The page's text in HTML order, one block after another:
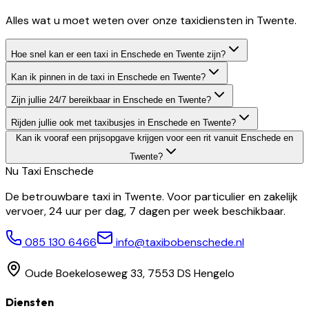
Alles wat u moet weten over onze taxidiensten in Twente.
Hoe snel kan er een taxi in Enschede en Twente zijn?
Kan ik pinnen in de taxi in Enschede en Twente?
Zijn jullie 24/7 bereikbaar in Enschede en Twente?
Rijden jullie ook met taxibusjes in Enschede en Twente?
Kan ik vooraf een prijsopgave krijgen voor een rit vanuit Enschede en
Twente?
Nu TaxiEnschede
De betrouwbare taxi in Twente. Voor particulier en zakelijk
vervoer, 24 uur per dag, 7 dagen per week beschikbaar.
085 130 6466 info@taxibobenschede.nl
Oude Boekeloseweg 33, 7553 DS Hengelo
Diensten